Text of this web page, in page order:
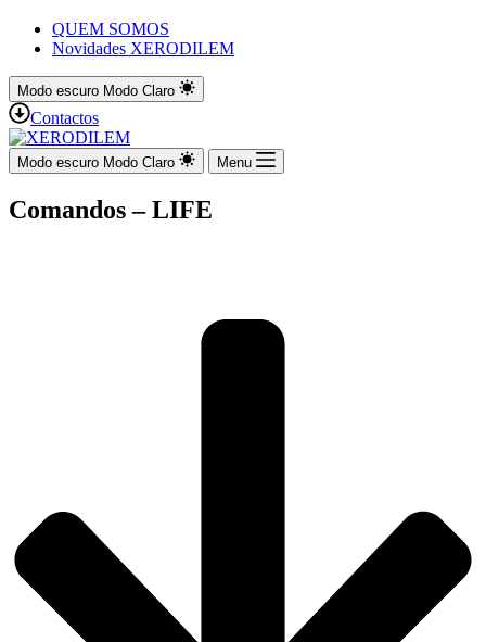
QUEM SOMOS
Novidades XERODILEM
Modo escuro Modo Claro
Contactos
Modo escuro Modo Claro Menu
Comandos – LIFE